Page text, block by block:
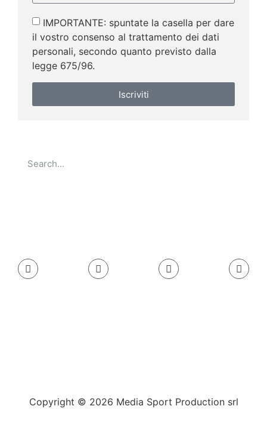
IMPORTANTE: spuntate la casella per dare
il vostro consenso al trattamento dei dati
personali, secondo quanto previsto dalla
legge 675/96.
Iscriviti
Copyright © 2026 Media Sport Production srl